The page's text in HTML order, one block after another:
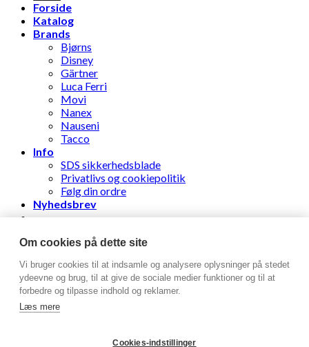
Forside
Katalog
Brands
Bjørns
Disney
Gärtner
Luca Ferri
Movi
Nanex
Nauseni
Tacco
Info
SDS sikkerhedsblade
Privatlivs og cookiepolitik
Følg din ordre
Nyhedsbrev
Log ind
Brugernavn eller e-mailadresse*
Om cookies på dette site
Vi bruger cookies til at indsamle og analysere oplysninger på stedet
ydeevne og brug, til at give de sociale medier funktioner og til at
forbedre og tilpasse indhold og reklamer.
Læs mere
Cookies-indstillinger